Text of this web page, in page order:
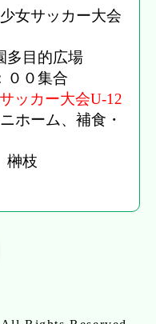
女サッカー大会
目的広場
０集合
ッカー大会U-12
ーム、補食・
枝